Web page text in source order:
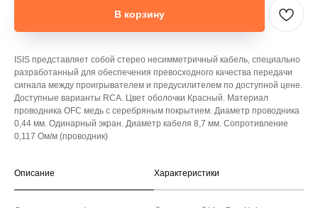
В корзину
ISIS представляет собой стерео несимметричный кабель, специально
разработанный для обеспечения превосходного качества передачи
сигнала между проигрывателем и предусилителем по доступной цене.
Доступные варианты RCA. Цвет оболочки Красный. Материал
проводника OFC медь с серебряным покрытием. Диаметр проводника
0,44 мм. Одинарный экран. Диаметр кабеля 8,7 мм. Сопротивление
0,117 Ом/м (проводник)
Описание Характеристики